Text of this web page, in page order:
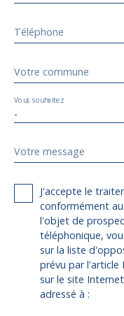
Téléphone
Votre commune
-
Vous souhaitez
Votre message
J'accepte le
conformément au
l'objet de
téléphonique,
sur la liste
prévu par l'article
sur le site
adressé à :